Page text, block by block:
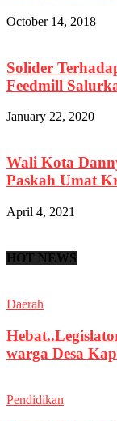
October 14, 2018
Solider
Feedmill
January 22, 2020
Wali Kota
Paskah Umat
April 4, 2021
HOT NEWS
Daerah
warga Desa
Pendidikan